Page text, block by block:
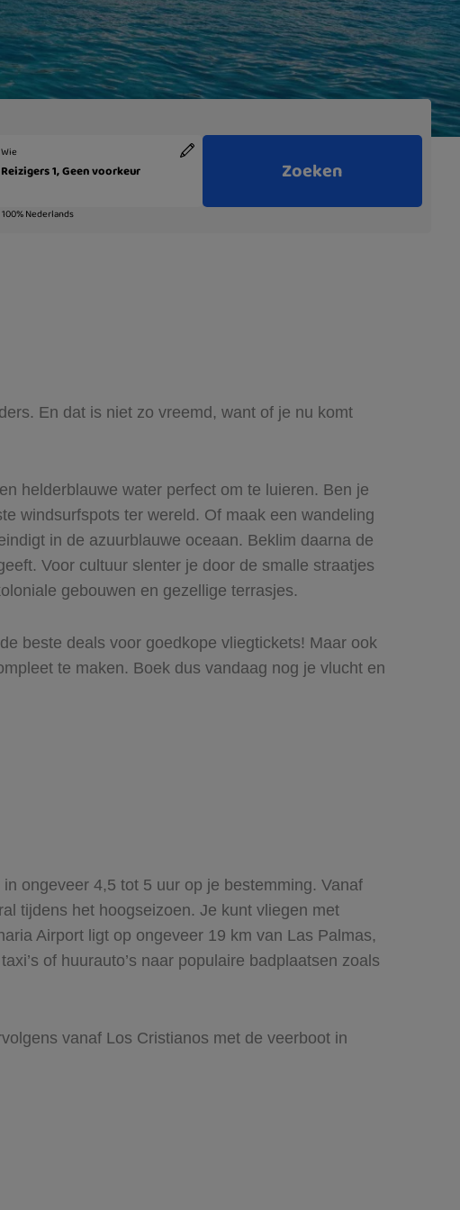
En dat is niet zo vreemd, want of je nu komt
helderblauwe water perfect om te luieren. Ben je
windsurfspots ter wereld. Of maak een wandeling
in de azuurblauwe oceaan. Beklim daarna de
Voor cultuur slenter je door de smalle straatjes
gebouwen en gezellige terrasjes.
beste deals voor goedkope vliegtickets! Maar ook
te maken. Boek dus vandaag nog je vlucht en
ongeveer 4,5 tot 5 uur op je bestemming. Vanaf
tijdens het hoogseizoen. Je kunt vliegen met
Airport ligt op ongeveer 19 km van Las Palmas,
of huurauto’s naar populaire badplaatsen zoals
vanaf Los Cristianos met de veerboot in